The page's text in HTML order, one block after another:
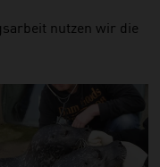
nutzen wir die